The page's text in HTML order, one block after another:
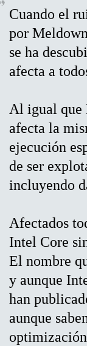
Cuando el
por
se ha
afecta a
Al igual que
afecta la
ejecución
de ser
incluyendo
Afectados
Intel Core
El nombre
y aunque
han
aunque